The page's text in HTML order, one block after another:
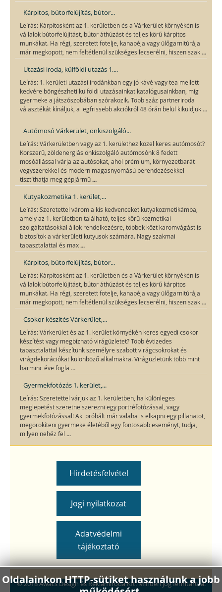
Kárpitos, bútorfelújítás, bútor...
Leírás: Kárpitosként az 1. kerületben és a Várkerület környékén is
vállalok bútorfelújítást, bútor áthúzást és teljes körű kárpitos
munkákat. Ha régi, szeretett fotelje, kanapéja vagy ülőgarnitúrája
már megkopott, nem feltétlenül szükséges lecserélni, hiszen szak ...
Utazási iroda, külföldi utazás 1....
Leírás: 1. kerületi utazási irodánkban egy jó kávé vagy tea mellett
kedvére böngészheti külföldi utazásainkat katalógusainkban, míg
gyermeke a játszószobában szórakozik. Több száz partneriroda
választékát kínáljuk, a legfrissebb akciókról 48 órán belül kiküldjük ...
Autómosó Várkerület, önkiszolgáló...
Leírás: Várkerületben vagy az 1. kerülethez közel keres autómosót?
Korszerű, zöldenergiás önkiszolgáló autómosónk 8 fedett
mosóállással várja az autósokat, ahol prémium, környezetbarát
vegyszerekkel és modern magasnyomású berendezésekkel
tisztíthatja meg gépjármű ...
Kutyakozmetika 1. kerület,...
Leírás: Szeretettel várom a kis kedvenceket kutyakozmetikámba,
amely az 1. kerületben található, teljes körű kozmetikai
szolgáltatásokkal állok rendelkezésre, többek közt karomvágást is
biztosítok a várkerületi kutyusok számára. Nagy szakmai
tapasztalattal és max ...
Kárpitos, bútorfelújítás, bútor...
Leírás: Kárpitosként az 1. kerületben és a Várkerület környékén is
vállalok bútorfelújítást, bútor áthúzást és teljes körű kárpitos
munkákat. Ha régi, szeretett fotelje, kanapéja vagy ülőgarnitúrája
már megkopott, nem feltétlenül szükséges lecserélni, hiszen szak ...
Csokor készítés Várkerület,...
Leírás: Várkerület és az 1. kerület környékén keres egyedi csokor
készítést vagy megbízható virágüzletet? Több évtizedes
tapasztalattal készítünk személyre szabott virágcsokrokat és
virágdekorációkat különböző alkalmakra. Virágüzletünk több mint
harminc éve fogla ...
Gyermekfotózás 1. kerület,...
Leírás: Szeretettel várjuk az 1. kerületben, ha különleges
meglepetést szeretne szerezni egy portréfotózással, vagy
gyermekfotózással! Aki próbált már valaha is elkapni egy pillanatot,
megörökíteni gyermeke életéből egy fontosabb eseményt, tudja,
milyen nehéz fel ...
Hirdetésfelvétel
Jogi nyilatkozat
Adatvédelmi
tájékoztató
Oldalainkon HTTP-sütiket használunk a jobb
© 2018 Awacs Design és Reklámiroda Kft. Minden jog fenntartva.